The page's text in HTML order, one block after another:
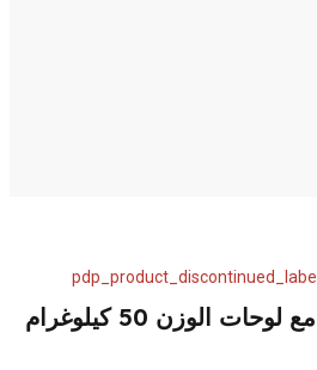
pdp_product_discontinued_label
مقعد اللياقة البدنية مع لوحات الوزن 50 كيلوغرام